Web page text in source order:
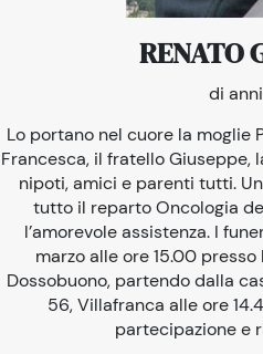
RENATO
di
Lo portano nel cuore la moglie
Francesca, il fratello Giuseppe,
nipoti, amici e parenti tutti.
tutto il reparto Oncologia
l’amorevole assistenza. I
marzo alle ore 15.00
Dossobuono, partendo dalla
56, Villafranca alle ore
partecipazione e